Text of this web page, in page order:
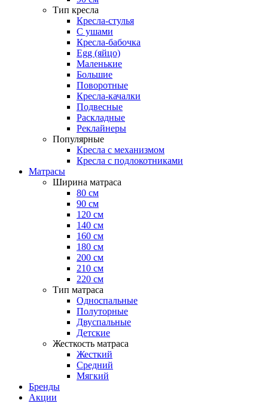
Тип кресла
Кресла-стулья
С ушами
Кресла-бабочка
Egg (яйцо)
Маленькие
Большие
Поворотные
Кресла-качалки
Подвесные
Раскладные
Реклайнеры
Популярные
Кресла с механизмом
Кресла с подлокотниками
Матрасы
Ширина матраса
80 см
90 см
120 см
140 см
160 см
180 см
200 см
210 см
220 см
Тип матраса
Односпальные
Полуторные
Двуспальные
Детские
Жесткость матраса
Жесткий
Средний
Мягкий
Бренды
Акции